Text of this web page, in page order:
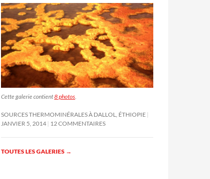
Cette galerie contient8 photos
SOURCES THERMOMINÉRALES À DALLOL, ÉTHIOPIE
JANVIER 5, 2014 12 COMMENTAIRES
TOUTES LES GALERIES →